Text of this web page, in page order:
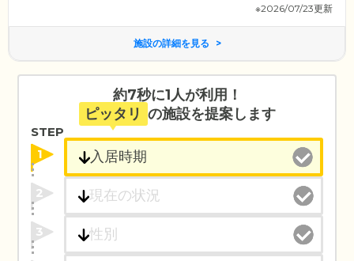
※2026/07/23更新
施設の詳細を見る
約7秒に1人が利用！
ピッタリ の施設を提案します
STEP
1
2
3